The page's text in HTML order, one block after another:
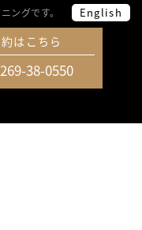
ングです。 English
はこちら
38-0550